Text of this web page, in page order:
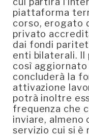
piattaforma
corso, erogato
privato
dai fondi
enti bilaterali. Il
così
concluderà la
attivazione
potrà inoltre
frequenza che
inviare, almeno
servizio cui si è